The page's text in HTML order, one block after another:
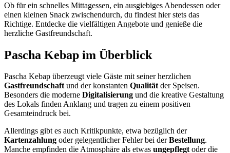
Ob für ein schnelles Mittagessen, ein ausgiebiges Abendessen oder
einen kleinen Snack zwischendurch, du findest hier stets das
Richtige. Entdecke die vielfältigen Angebote und genieße die
herzliche Gastfreundschaft.
Pascha Kebap im Überblick
Pascha Kebap überzeugt viele Gäste mit seiner herzlichen
Gastfreundschaftund der konstanten Qualitätder Speisen.
Besonders die moderne Digitalisierung und die kreative Gestaltung
des Lokals finden Anklang und tragen zu einem positiven
Gesamteindruck bei.
Allerdings gibt es auch Kritikpunkte, etwa bezüglich der
Kartenzahlung oder gelegentlicher Fehler bei derBestellung.
Manche empfinden die Atmosphäre als etwas ungepflegtoder die